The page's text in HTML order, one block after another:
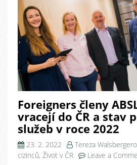
Foreigners členy
vracejí do ČR a stav
služeb v roce 2022
23. 2. 2022 Tereza
cizinců, Život v ČR Leave a